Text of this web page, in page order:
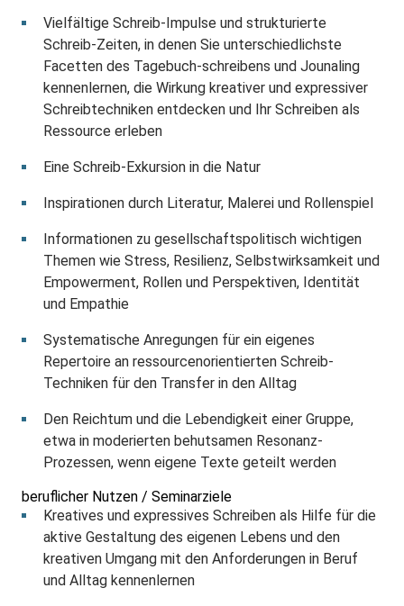
Vielfältige Schreib-Impulse und strukturierte
Schreib-Zeiten, in denen Sie unterschiedlichste
Facetten des Tagebuch-schreibens und Jounaling
kennenlernen, die Wirkung kreativer und expressiver
Schreibtechniken entdecken und Ihr Schreiben als
Ressource erleben
Eine Schreib-Exkursion in die Natur
Inspirationen durch Literatur, Malerei und Rollenspiel
Informationen zu gesellschaftspolitisch wichtigen
Themen wie Stress, Resilienz, Selbstwirksamkeit und
Empowerment, Rollen und Perspektiven, Identität
und Empathie
Systematische Anregungen für ein eigenes
Repertoire an ressourcenorientierten Schreib-
Techniken für den Transfer in den Alltag
Den Reichtum und die Lebendigkeit einer Gruppe,
etwa in moderierten behutsamen Resonanz-
Prozessen, wenn eigene Texte geteilt werden
beruflicher Nutzen / Seminarziele
Kreatives und expressives Schreiben als Hilfe für die
aktive Gestaltung des eigenen Lebens und den
kreativen Umgang mit den Anforderungen in Beruf
und Alltag kennenlernen